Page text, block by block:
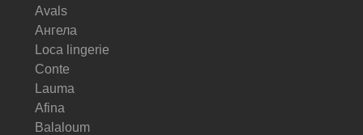
Avals
Ангела
Loca lingerie
Conte
Lauma
Afina
Balaloum